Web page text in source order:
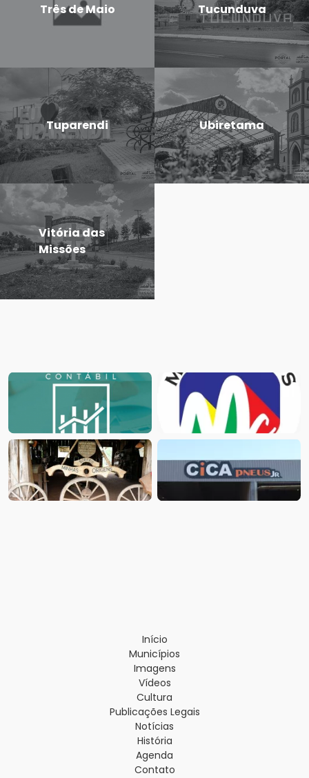
Três de Maio Tucunduva
Tuparendi Ubiretama
Vitória das
Missões
Início
Municípios
Imagens
Vídeos
Cultura
Publicações Legais
Notícias
História
Agenda
Contato